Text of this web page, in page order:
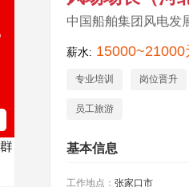
中国船舶集团风电发
薪水: 15000~21000
专业培训 岗位晋升
员工旅游
基本信息
工作地点： 张家口市